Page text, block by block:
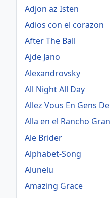
Adjon az Isten
Adios con el corazon
After The Ball
Ajde Jano
Alexandrovsky
All Night All Day
Allez Vous En Gens
Alla en el Rancho
Ale Brider
Alphabet-Song
Alunelu
Amazing Grace